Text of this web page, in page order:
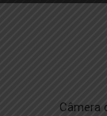
Câmera